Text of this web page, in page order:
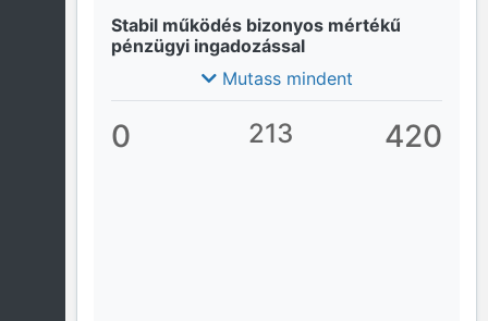
Stabil működés bizonyos mértékű
pénzügyi ingadozással
Mutass mindent
0 213 420